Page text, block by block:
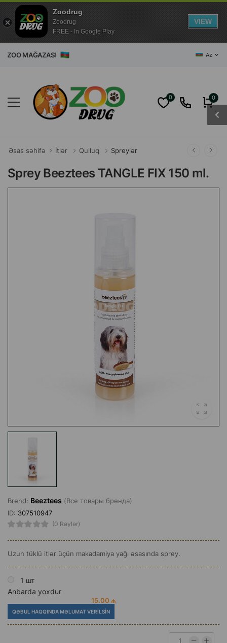
MAĞAZASI Az
0 0
Əsas səhifə İtlər Qulluq Spreylər
Sprey Beeztees TANGLE FIX 150 ml.
Brend: Beeztees (Все товары бренда)
ID: 307510947
(0 Rəylər)
Uzun tüklü itlər üçün makadamiya yağı əsasında sprey.
1 шт
Anbarda yoxdur
15.00 ₼
QƏBUL HAQQINDA MƏLUMAT VERILSIN
Zoodrug
Zoodrug
FREE - In Google Play
VIEW